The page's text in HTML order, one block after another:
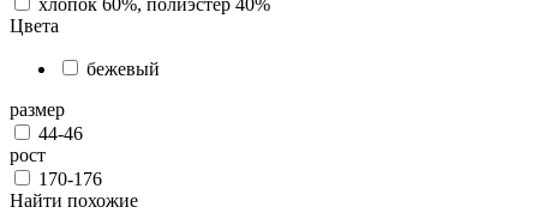
хлопок 60%, полиэстер 40%
Цвета
бежевый
размер
44-46
рост
170-176
Найти похожие